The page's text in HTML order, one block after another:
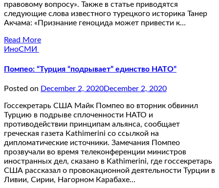
правовому вопросу». Также в статье приводятся
следующие слова известного турецкого историка Танер
Акчама: «Признание геноцида может привести к…
Read More
ИноСМИ
Помпео: “Турция “подрывает” единство НАТО”
Posted on December 2, 2020December 2, 2020
Госсекретарь США Майк Помпео во вторник обвинил
Турцию в подрыве сплоченности НАТО и
противодействии принципам альянса, сообщает
греческая газета Kathimerini со ссылкой на
дипломатические источники. Замечания Помпео
прозвучали во время телеконференции министров
иностранных дел, сказано в Kathimerini, где госсекретарь
США рассказал о провокационной деятельности Турции в
Ливии, Сирии, Нагорном Карабахе…